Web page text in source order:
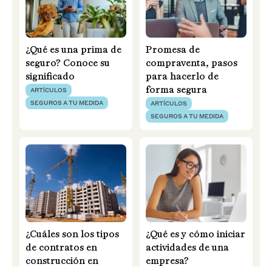
¿Qué es una prima de
seguro? Conoce su
significado
ARTÍCULOS
SEGUROS A TU MEDIDA
Promesa de
compraventa, pasos
para hacerlo de
forma segura
ARTÍCULOS
SEGUROS A TU MEDIDA
¿Cuáles son los tipos
de contratos en
construcción en
¿Qué es y cómo iniciar
actividades de una
empresa?